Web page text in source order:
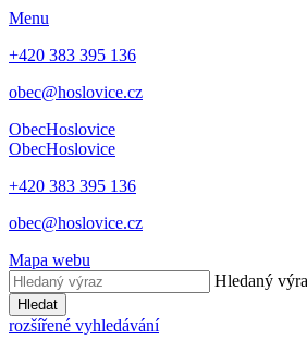
Menu
+420 383 395 136
obec@hoslovice.cz
ObecHoslovice
ObecHoslovice
+420 383 395 136
obec@hoslovice.cz
Mapa webu
Hledaný
Hledat
rozšířené vyhledávání